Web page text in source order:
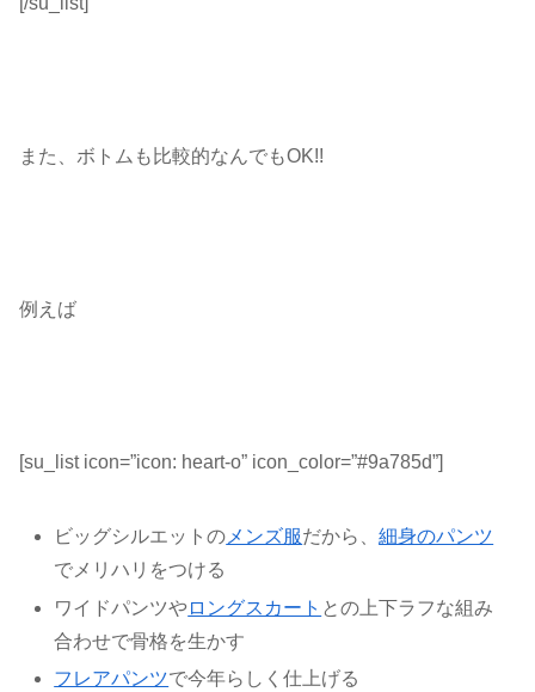
また、ボトムも比較的なんでもOK!!
例えば
[su_list icon=”icon: heart-o” icon_color=”#9a785d”]
ビッグシルエットの メンズ服だから、細身のパンツ
でメリハリをつける
ワイドパンツやロングスカート との上下ラフな組み
合わせで骨格を生かす
フレアパンツで今年らしく仕上げる